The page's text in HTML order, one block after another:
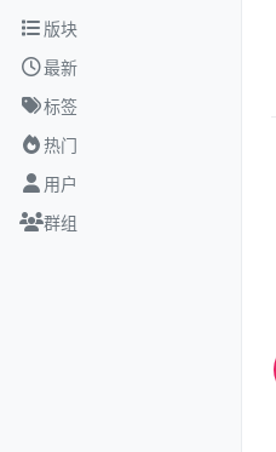
跳转至内容
版块
最新
标签
热门
用户
群组